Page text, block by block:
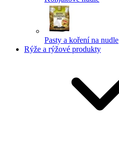
Pasty a koření na nudle
Rýže a rýžové produkty